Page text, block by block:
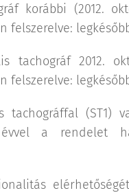
korábbi (2012.
felszerelve:
tachográf 2012.
felszerelve:
(ST1)
a rendelet